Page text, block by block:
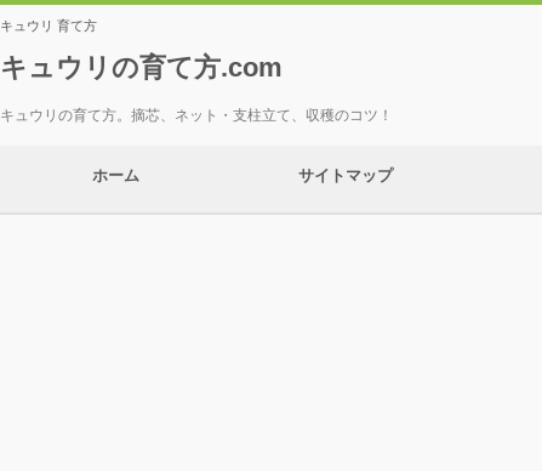
キュウリ 育て方
キュウリの育て方.com
キュウリの育て方。摘芯、ネット・支柱立て、収穫のコツ！
ホーム サイトマップ